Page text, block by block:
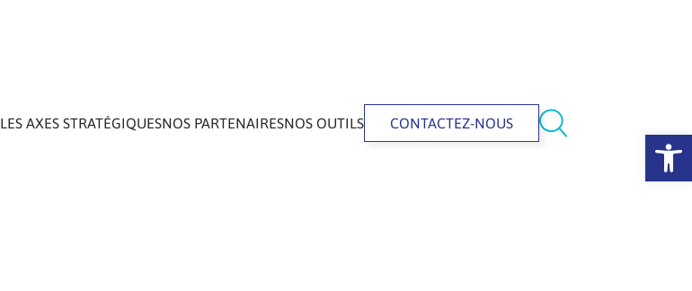
Ouvrir
LES AXES STRATÉGIQUESNOS PARTENAIRESNOS OUTILS CONTACTEZ-NOUS